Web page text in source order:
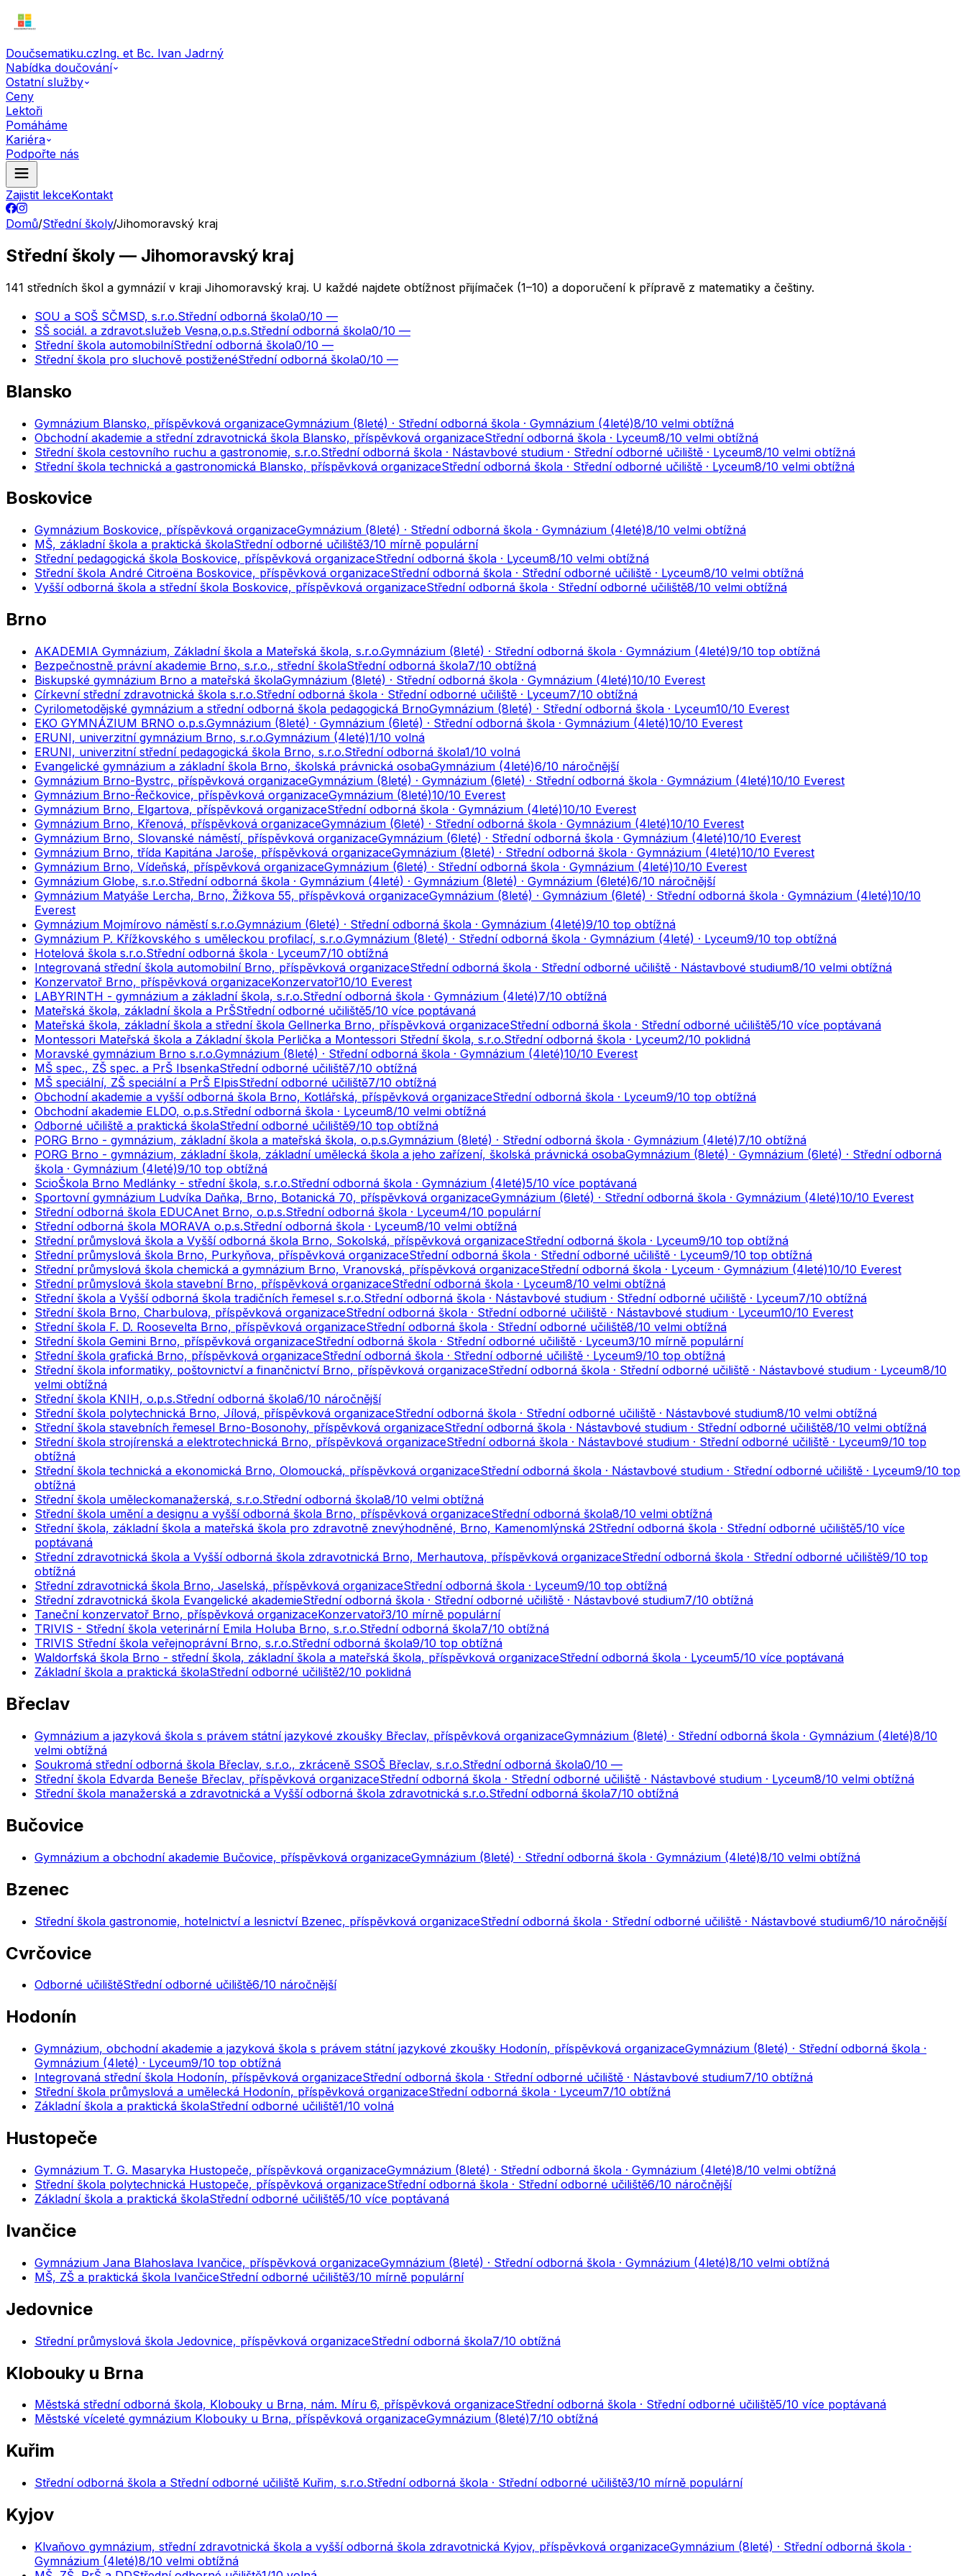
Doučsematiku.czIng. et Bc. Ivan Jadrný
Nabídka doučování
Ostatní služby
Ceny
Lektoři
Pomáháme
Kariéra
Podpořte nás
Zajistit lekceKontakt
Domů/Střední školy/Jihomoravský kraj
Střední školy — Jihomoravský kraj
141 středních škol a gymnázií v kraji Jihomoravský kraj. U každé najdete obtížnost přijímaček (1–10) a doporučení k přípravě z matematiky a češtiny.
SOU a SOŠ SČMSD, s.r.o.Střední odborná škola0/10 —
SŠ sociál. a zdravot.služeb Vesna,o.p.s.Střední odborná škola0/10 —
Střední škola automobilníStřední odborná škola0/10 —
Střední škola pro sluchově postiženéStřední odborná škola0/10 —
Blansko
Gymnázium Blansko, příspěvková organizaceGymnázium (8leté) · Střední odborná škola · Gymnázium (4leté)8/10 velmi obtížná
Obchodní akademie a střední zdravotnická škola Blansko, příspěvková organizaceStřední odborná škola · Lyceum8/10 velmi obtížná
Střední škola cestovního ruchu a gastronomie, s.r.o.Střední odborná škola · Nástavbové studium · Střední odborné učiliště · Lyceum8/10 velmi obtížná
Střední škola technická a gastronomická Blansko, příspěvková organizaceStřední odborná škola · Střední odborné učiliště · Lyceum8/10 velmi obtížná
Boskovice
Gymnázium Boskovice, příspěvková organizaceGymnázium (8leté) · Střední odborná škola · Gymnázium (4leté)8/10 velmi obtížná
MŠ, základní škola a praktická školaStřední odborné učiliště3/10 mírně populární
Střední pedagogická škola Boskovice, příspěvková organizaceStřední odborná škola · Lyceum8/10 velmi obtížná
Střední škola André Citroëna Boskovice, příspěvková organizaceStřední odborná škola · Střední odborné učiliště · Lyceum8/10 velmi obtížná
Vyšší odborná škola a střední škola Boskovice, příspěvková organizaceStřední odborná škola · Střední odborné učiliště8/10 velmi obtížná
Brno
AKADEMIA Gymnázium, Základní škola a Mateřská škola, s.r.o.Gymnázium (8leté) · Střední odborná škola · Gymnázium (4leté)9/10 top obtížná
Bezpečnostně právní akademie Brno, s.r.o., střední školaStřední odborná škola7/10 obtížná
Biskupské gymnázium Brno a mateřská školaGymnázium (8leté) · Střední odborná škola · Gymnázium (4leté)10/10 Everest
Církevní střední zdravotnická škola s.r.o.Střední odborná škola · Střední odborné učiliště · Lyceum7/10 obtížná
Cyrilometodějské gymnázium a střední odborná škola pedagogická BrnoGymnázium (8leté) · Střední odborná škola · Lyceum10/10 Everest
EKO GYMNÁZIUM BRNO o.p.s.Gymnázium (8leté) · Gymnázium (6leté) · Střední odborná škola · Gymnázium (4leté)10/10 Everest
ERUNI, univerzitní gymnázium Brno, s.r.o.Gymnázium (4leté)1/10 volná
ERUNI, univerzitní střední pedagogická škola Brno, s.r.o.Střední odborná škola1/10 volná
Evangelické gymnázium a základní škola Brno, školská právnická osobaGymnázium (4leté)6/10 náročnější
Gymnázium Brno-Bystrc, příspěvková organizaceGymnázium (8leté) · Gymnázium (6leté) · Střední odborná škola · Gymnázium (4leté)10/10 Everest
Gymnázium Brno-Řečkovice, příspěvková organizaceGymnázium (8leté)10/10 Everest
Gymnázium Brno, Elgartova, příspěvková organizaceStřední odborná škola · Gymnázium (4leté)10/10 Everest
Gymnázium Brno, Křenová, příspěvková organizaceGymnázium (6leté) · Střední odborná škola · Gymnázium (4leté)10/10 Everest
Gymnázium Brno, Slovanské náměstí, příspěvková organizaceGymnázium (6leté) · Střední odborná škola · Gymnázium (4leté)10/10 Everest
Gymnázium Brno, třída Kapitána Jaroše, příspěvková organizaceGymnázium (8leté) · Střední odborná škola · Gymnázium (4leté)10/10 Everest
Gymnázium Brno, Vídeňská, příspěvková organizaceGymnázium (6leté) · Střední odborná škola · Gymnázium (4leté)10/10 Everest
Gymnázium Globe, s.r.o.Střední odborná škola · Gymnázium (4leté) · Gymnázium (8leté) · Gymnázium (6leté)6/10 náročnější
Gymnázium Matyáše Lercha, Brno, Žižkova 55, příspěvková organizaceGymnázium (8leté) · Gymnázium (6leté) · Střední odborná škola · Gymnázium (4leté)10/10
Everest
Gymnázium Mojmírovo náměstí s.r.o.Gymnázium (6leté) · Střední odborná škola · Gymnázium (4leté)9/10 top obtížná
Gymnázium P. Křížkovského s uměleckou profilací, s.r.o.Gymnázium (8leté) · Střední odborná škola · Gymnázium (4leté) · Lyceum9/10 top obtížná
Hotelová škola s.r.o.Střední odborná škola · Lyceum7/10 obtížná
Integrovaná střední škola automobilní Brno, příspěvková organizaceStřední odborná škola · Střední odborné učiliště · Nástavbové studium8/10 velmi obtížná
Konzervatoř Brno, příspěvková organizaceKonzervatoř10/10 Everest
LABYRINTH - gymnázium a základní škola, s.r.o.Střední odborná škola · Gymnázium (4leté)7/10 obtížná
Mateřská škola, základní škola a PrŠStřední odborné učiliště5/10 více poptávaná
Mateřská škola, základní škola a střední škola Gellnerka Brno, příspěvková organizaceStřední odborná škola · Střední odborné učiliště5/10 více poptávaná
Montessori Mateřská škola a Základní škola Perlička a Montessori Střední škola, s.r.o.Střední odborná škola · Lyceum2/10 poklidná
Moravské gymnázium Brno s.r.o.Gymnázium (8leté) · Střední odborná škola · Gymnázium (4leté)10/10 Everest
MŠ spec., ZŠ spec. a PrŠ IbsenkaStřední odborné učiliště7/10 obtížná
MŠ speciální, ZŠ speciální a PrŠ ElpisStřední odborné učiliště7/10 obtížná
Obchodní akademie a vyšší odborná škola Brno, Kotlářská, příspěvková organizaceStřední odborná škola · Lyceum9/10 top obtížná
Obchodní akademie ELDO, o.p.s.Střední odborná škola · Lyceum8/10 velmi obtížná
Odborné učiliště a praktická školaStřední odborné učiliště9/10 top obtížná
PORG Brno - gymnázium, základní škola a mateřská škola, o.p.s.Gymnázium (8leté) · Střední odborná škola · Gymnázium (4leté)7/10 obtížná
PORG Brno - gymnázium, základní škola, základní umělecká škola a jeho zařízení, školská právnická osobaGymnázium (8leté) · Gymnázium (6leté) · Střední odborná
škola · Gymnázium (4leté)9/10 top obtížná
ScioŠkola Brno Medlánky - střední škola, s.r.o.Střední odborná škola · Gymnázium (4leté)5/10 více poptávaná
Sportovní gymnázium Ludvíka Daňka, Brno, Botanická 70, příspěvková organizaceGymnázium (6leté) · Střední odborná škola · Gymnázium (4leté)10/10 Everest
Střední odborná škola EDUCAnet Brno, o.p.s.Střední odborná škola · Lyceum4/10 populární
Střední odborná škola MORAVA o.p.s.Střední odborná škola · Lyceum8/10 velmi obtížná
Střední průmyslová škola a Vyšší odborná škola Brno, Sokolská, příspěvková organizaceStřední odborná škola · Lyceum9/10 top obtížná
Střední průmyslová škola Brno, Purkyňova, příspěvková organizaceStřední odborná škola · Střední odborné učiliště · Lyceum9/10 top obtížná
Střední průmyslová škola chemická a gymnázium Brno, Vranovská, příspěvková organizaceStřední odborná škola · Lyceum · Gymnázium (4leté)10/10 Everest
Střední průmyslová škola stavební Brno, příspěvková organizaceStřední odborná škola · Lyceum8/10 velmi obtížná
Střední škola a Vyšší odborná škola tradičních řemesel s.r.o.Střední odborná škola · Nástavbové studium · Střední odborné učiliště · Lyceum7/10 obtížná
Střední škola Brno, Charbulova, příspěvková organizaceStřední odborná škola · Střední odborné učiliště · Nástavbové studium · Lyceum10/10 Everest
Střední škola F. D. Roosevelta Brno, příspěvková organizaceStřední odborná škola · Střední odborné učiliště8/10 velmi obtížná
Střední škola Gemini Brno, příspěvková organizaceStřední odborná škola · Střední odborné učiliště · Lyceum3/10 mírně populární
Střední škola grafická Brno, příspěvková organizaceStřední odborná škola · Střední odborné učiliště · Lyceum9/10 top obtížná
Střední škola informatiky, poštovnictví a finančnictví Brno, příspěvková organizaceStřední odborná škola · Střední odborné učiliště · Nástavbové studium · Lyceum8/10
velmi obtížná
Střední škola KNIH, o.p.s.Střední odborná škola6/10 náročnější
Střední škola polytechnická Brno, Jílová, příspěvková organizaceStřední odborná škola · Střední odborné učiliště · Nástavbové studium8/10 velmi obtížná
Střední škola stavebních řemesel Brno-Bosonohy, příspěvková organizaceStřední odborná škola · Nástavbové studium · Střední odborné učiliště8/10 velmi obtížná
Střední škola strojírenská a elektrotechnická Brno, příspěvková organizaceStřední odborná škola · Nástavbové studium · Střední odborné učiliště · Lyceum9/10 top
obtížná
Střední škola technická a ekonomická Brno, Olomoucká, příspěvková organizaceStřední odborná škola · Nástavbové studium · Střední odborné učiliště · Lyceum9/10 top
obtížná
Střední škola uměleckomanažerská, s.r.o.Střední odborná škola8/10 velmi obtížná
Střední škola umění a designu a vyšší odborná škola Brno, příspěvková organizaceStřední odborná škola8/10 velmi obtížná
Střední škola, základní škola a mateřská škola pro zdravotně znevýhodněné, Brno, Kamenomlýnská 2Střední odborná škola · Střední odborné učiliště5/10 více
poptávaná
Střední zdravotnická škola a Vyšší odborná škola zdravotnická Brno, Merhautova, příspěvková organizaceStřední odborná škola · Střední odborné učiliště9/10 top
obtížná
Střední zdravotnická škola Brno, Jaselská, příspěvková organizaceStřední odborná škola · Lyceum9/10 top obtížná
Střední zdravotnická škola Evangelické akademieStřední odborná škola · Střední odborné učiliště · Nástavbové studium7/10 obtížná
Taneční konzervatoř Brno, příspěvková organizaceKonzervatoř3/10 mírně populární
TRIVIS - Střední škola veterinární Emila Holuba Brno, s.r.o.Střední odborná škola7/10 obtížná
TRIVIS Střední škola veřejnoprávní Brno, s.r.o.Střední odborná škola9/10 top obtížná
Waldorfská škola Brno - střední škola, základní škola a mateřská škola, příspěvková organizaceStřední odborná škola · Lyceum5/10 více poptávaná
Základní škola a praktická školaStřední odborné učiliště2/10 poklidná
Břeclav
Gymnázium a jazyková škola s právem státní jazykové zkoušky Břeclav, příspěvková organizaceGymnázium (8leté) · Střední odborná škola · Gymnázium (4leté)8/10
velmi obtížná
Soukromá střední odborná škola Břeclav, s.r.o., zkráceně SSOŠ Břeclav, s.r.o.Střední odborná škola0/10 —
Střední škola Edvarda Beneše Břeclav, příspěvková organizaceStřední odborná škola · Střední odborné učiliště · Nástavbové studium · Lyceum8/10 velmi obtížná
Střední škola manažerská a zdravotnická a Vyšší odborná škola zdravotnická s.r.o.Střední odborná škola7/10 obtížná
Bučovice
Gymnázium a obchodní akademie Bučovice, příspěvková organizaceGymnázium (8leté) · Střední odborná škola · Gymnázium (4leté)8/10 velmi obtížná
Bzenec
Střední škola gastronomie, hotelnictví a lesnictví Bzenec, příspěvková organizaceStřední odborná škola · Střední odborné učiliště · Nástavbové studium6/10 náročnější
Cvrčovice
Odborné učilištěStřední odborné učiliště6/10 náročnější
Hodonín
Gymnázium, obchodní akademie a jazyková škola s právem státní jazykové zkoušky Hodonín, příspěvková organizaceGymnázium (8leté) · Střední odborná škola ·
Gymnázium (4leté) · Lyceum9/10 top obtížná
Integrovaná střední škola Hodonín, příspěvková organizaceStřední odborná škola · Střední odborné učiliště · Nástavbové studium7/10 obtížná
Střední škola průmyslová a umělecká Hodonín, příspěvková organizaceStřední odborná škola · Lyceum7/10 obtížná
Základní škola a praktická školaStřední odborné učiliště1/10 volná
Hustopeče
Gymnázium T. G. Masaryka Hustopeče, příspěvková organizaceGymnázium (8leté) · Střední odborná škola · Gymnázium (4leté)8/10 velmi obtížná
Střední škola polytechnická Hustopeče, příspěvková organizaceStřední odborná škola · Střední odborné učiliště6/10 náročnější
Základní škola a praktická školaStřední odborné učiliště5/10 více poptávaná
Ivančice
Gymnázium Jana Blahoslava Ivančice, příspěvková organizaceGymnázium (8leté) · Střední odborná škola · Gymnázium (4leté)8/10 velmi obtížná
MŠ, ZŠ a praktická škola IvančiceStřední odborné učiliště3/10 mírně populární
Jedovnice
Střední průmyslová škola Jedovnice, příspěvková organizaceStřední odborná škola7/10 obtížná
Klobouky u Brna
Městská střední odborná škola, Klobouky u Brna, nám. Míru 6, příspěvková organizaceStřední odborná škola · Střední odborné učiliště5/10 více poptávaná
Městské víceleté gymnázium Klobouky u Brna, příspěvková organizaceGymnázium (8leté)7/10 obtížná
Kuřim
Střední odborná škola a Střední odborné učiliště Kuřim, s.r.o.Střední odborná škola · Střední odborné učiliště3/10 mírně populární
Kyjov
Klvaňovo gymnázium, střední zdravotnická škola a vyšší odborná škola zdravotnická Kyjov, příspěvková organizaceGymnázium (8leté) · Střední odborná škola ·
Gymnázium (4leté)8/10 velmi obtížná